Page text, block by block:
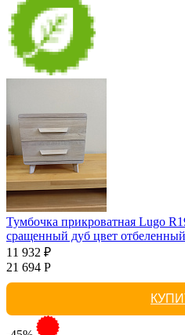
Тумбочка прикроватная Lugo
сращенный дуб цвет
11 932 ₽
21 694 Р